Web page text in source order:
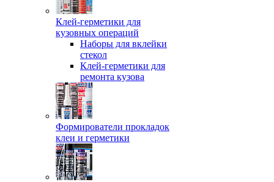
Клей-герметики для
кузовных операций
Наборы для вклейки
стекол
Клей-герметики для
ремонта кузова
Формирователи прокладок
клеи и герметики